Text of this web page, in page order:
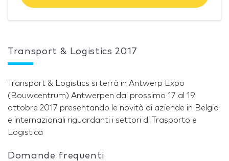
Transport & Logistics 2017
Transport & Logistics si terrà in Antwerp Expo
(Bouwcentrum) Antwerpen dal prossimo 17 al 19
ottobre 2017 presentando le novità di aziende in Belgio
e internazionali riguardanti i settori di Trasporto e
Logistica
Domande frequenti